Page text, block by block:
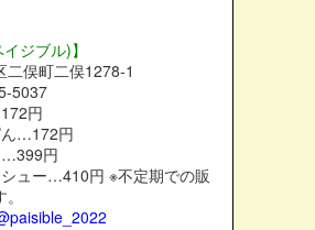
ジブル)】
俣町二俣1278‐1
5037
円
…172円
…399円
ュー…410円 ※不定期での販